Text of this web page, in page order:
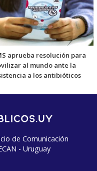
aprueba resolución para
al mundo ante la
a los antibióticos
de Comunicación
- Uruguay